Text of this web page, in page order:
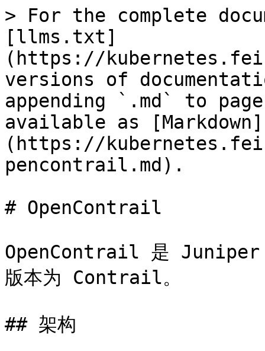
> For the complete
[llms.txt]
(https://
versions of
appending `.md` to
available as [Markdown]
(https://
pencontrail.md).
# OpenContrail
OpenContrail 是 Juniper
版本为 Contrail。
## 架构